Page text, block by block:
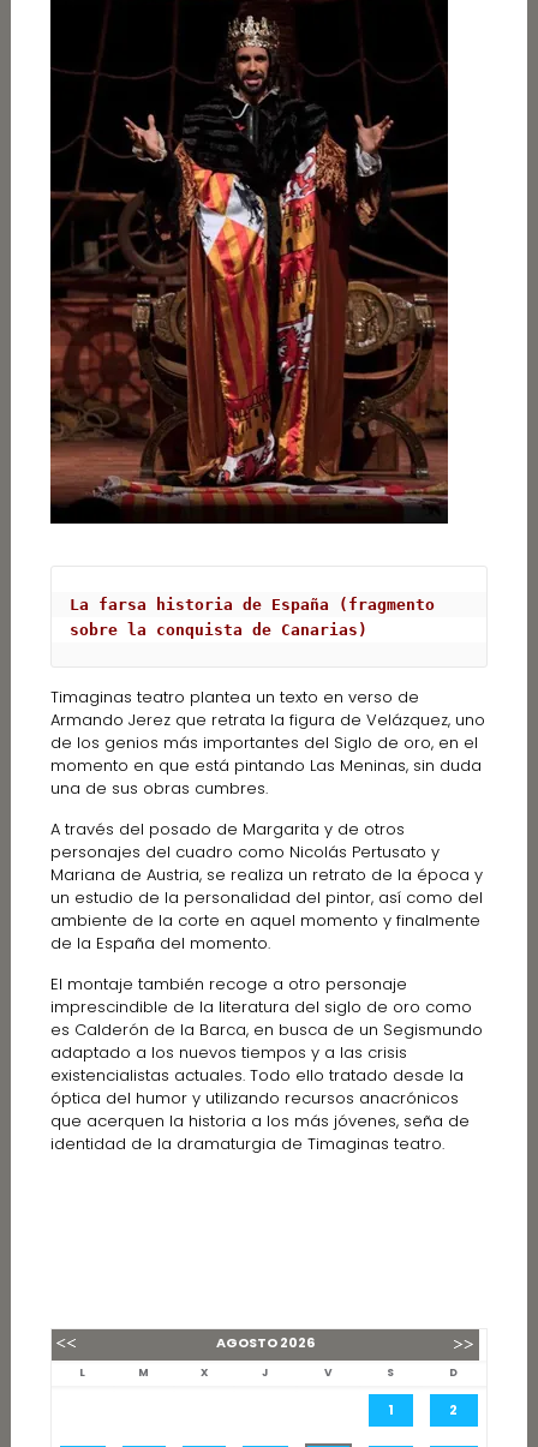
La farsa historia de España (fragmento
sobre la conquista de Canarias)
Timaginas teatro plantea un texto en verso de
Armando Jerez que retrata la figura de Velázquez, uno
de los genios más importantes del Siglo de oro, en el
momento en que está pintando Las Meninas, sin duda
una de sus obras cumbres.
A través del posado de Margarita y de otros
personajes del cuadro como Nicolás Pertusato y
Mariana de Austria, se realiza un retrato de la época y
un estudio de la personalidad del pintor, así como del
ambiente de la corte en aquel momento y finalmente
de la España del momento.
El montaje también recoge a otro personaje
imprescindible de la literatura del siglo de oro como
es Calderón de la Barca, en busca de un Segismundo
adaptado a los nuevos tiempos y a las crisis
existencialistas actuales. Todo ello tratado desde la
óptica del humor y utilizando recursos anacrónicos
que acerquen la historia a los más jóvenes, seña de
identidad de la dramaturgia de Timaginas teatro.
AGOSTO2026
L M X J V S D
1 2